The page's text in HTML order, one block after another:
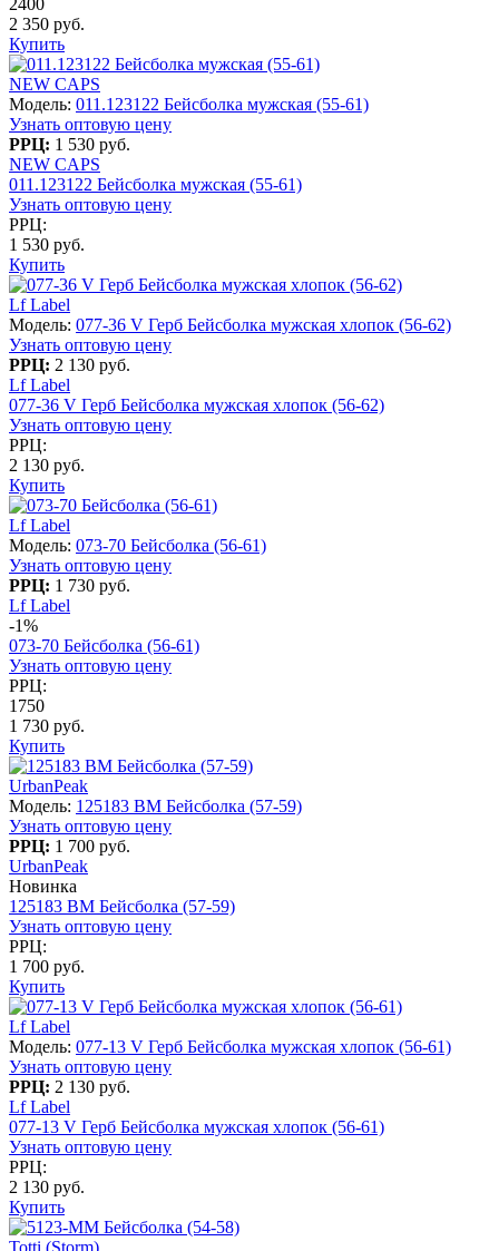
2 350 руб.
Купить
NEW CAPS
Модель: 011.123122 Бейсболка мужская (55-61)
Узнать оптовую цену
РРЦ: 1 530 руб.
NEW CAPS
011.123122 Бейсболка мужская (55-61)
Узнать оптовую цену
РРЦ:
1 530 руб.
Купить
Lf Label
Модель: 077-36 V Герб Бейсболка мужская хлопок (56-62)
Узнать оптовую цену
РРЦ: 2 130 руб.
Lf Label
077-36 V Герб Бейсболка мужская хлопок (56-62)
Узнать оптовую цену
РРЦ:
2 130 руб.
Купить
Lf Label
Модель: 073-70 Бейсболка (56-61)
Узнать оптовую цену
РРЦ: 1 730 руб.
Lf Label
-1%
073-70 Бейсболка (56-61)
Узнать оптовую цену
РРЦ:
1750
1 730 руб.
Купить
UrbanPeak
Модель: 125183 BM Бейсболка (57-59)
Узнать оптовую цену
РРЦ: 1 700 руб.
UrbanPeak
Новинка
125183 BM Бейсболка (57-59)
Узнать оптовую цену
РРЦ:
1 700 руб.
Купить
Lf Label
Модель: 077-13 V Герб Бейсболка мужская хлопок (56-61)
Узнать оптовую цену
РРЦ: 2 130 руб.
Lf Label
077-13 V Герб Бейсболка мужская хлопок (56-61)
Узнать оптовую цену
РРЦ:
2 130 руб.
Купить
Totti (Storm)